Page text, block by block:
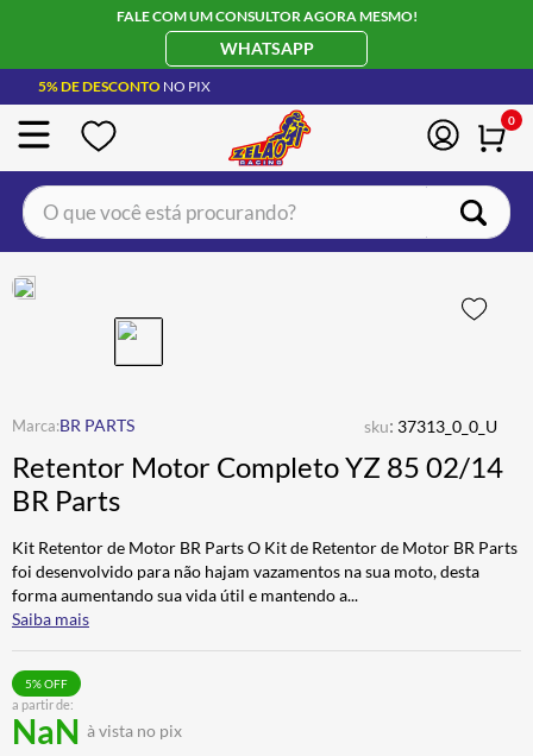
FALE COM UM CONSULTOR AGORA MESMO!
WHATSAPP
5% DE DESCONTO NO PIX
0
O que você está procurando?
BR PARTS sku: 37313_0_0_U
Retentor Motor Completo YZ 85 02/14
BR Parts
Kit Retentor de Motor BR Parts O Kit de Retentor de Motor BR Parts
foi desenvolvido para não hajam vazamentos na sua moto, desta
forma aumentando sua vida útil e mantendo a...
Saiba mais
a partir de:
NaN à vista no pix
5% OFF
BOTA
4º ÓCULOS SOLAR
5º LUVA
6 º BAU
7º ALPINESTAR
8º CALÇA
9º BOTAS
10º